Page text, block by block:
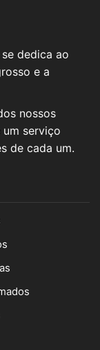
dedica ao
e a
nossos
serviço
de cada um.